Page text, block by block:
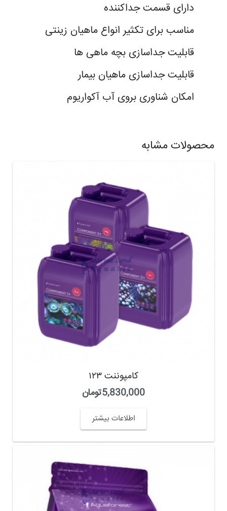
دارای قسمت جداکننده
مناسب برای تکثیر انواع ماهیان زینتی
قابلیت جداسازی بچه ماهی ها
قابلیت جداسازی ماهیان بیمار
امکان شناوری بروی آب آکواریوم
محصولات مشابه
کامپوننت ۱۲۳
5,830,000تومان
اطلاعات بیشتر